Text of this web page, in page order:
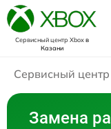
Сервисный центр Xboxв
Казани
Сервисный
Замена